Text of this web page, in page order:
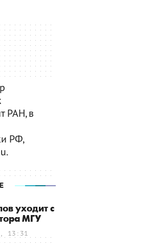
РАН, в
РФ,
уходит с
МГУ
13:31